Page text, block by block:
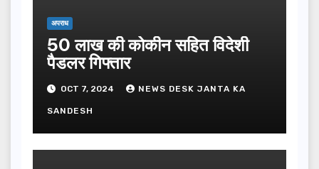
अपराध
50 लाख की कोकीन सहित विदेशी
पैडलर गिफ्तार
OCT 7, 2024 NEWS DESK JANTA KA
SANDESH